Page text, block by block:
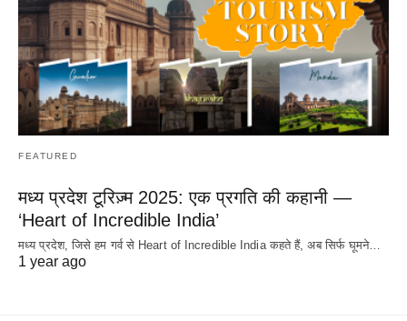
FEATURED
मध्य प्रदेश टूरिज़्म 2025: एक प्रगति की कहानी —
‘Heart of Incredible India’
मध्य प्रदेश, जिसे हम गर्व से Heart of Incredible India कहते हैं, अब सिर्फ घूमने…
1 year ago